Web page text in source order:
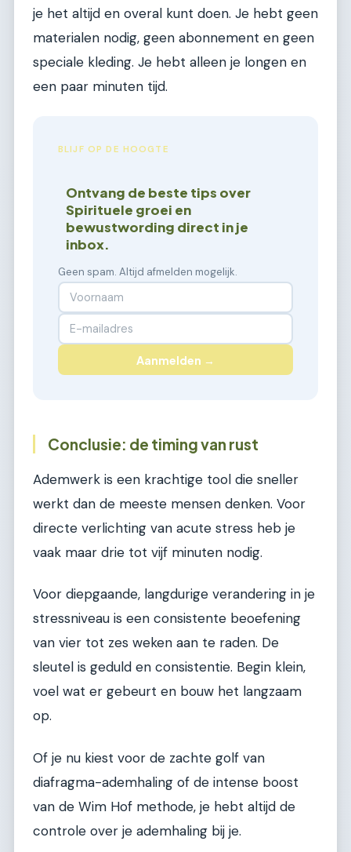
je het altijd en overal kunt doen. Je hebt geen
materialen nodig, geen abonnement en geen
speciale kleding. Je hebt alleen je longen en
een paar minuten tijd.
BLIJF OP DE HOOGTE
Ontvang de beste tips over
Spirituele groei en
bewustwording direct in je
inbox.
Geen spam. Altijd afmelden mogelijk.
Aanmelden →
Conclusie: de timing van rust
Ademwerk is een krachtige tool die sneller
werkt dan de meeste mensen denken. Voor
directe verlichting van acute stress heb je
vaak maar drie tot vijf minuten nodig.
Voor diepgaande, langdurige verandering in je
stressniveau is een consistente beoefening
van vier tot zes weken aan te raden. De
sleutel is geduld en consistentie. Begin klein,
voel wat er gebeurt en bouw het langzaam
op.
Of je nu kiest voor de zachte golf van
diafragma-ademhaling of de intense boost
van de Wim Hof methode, je hebt altijd de
controle over je ademhaling bij je.